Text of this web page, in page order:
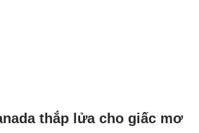
thắp lửa cho giấc mơ